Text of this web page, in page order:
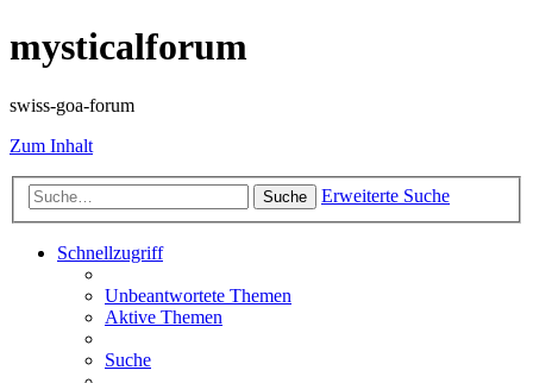
mysticalforum
swiss-goa-forum
Zum Inhalt
Suche Erweiterte Suche
Schnellzugriff
Unbeantwortete Themen
Aktive Themen
Suche